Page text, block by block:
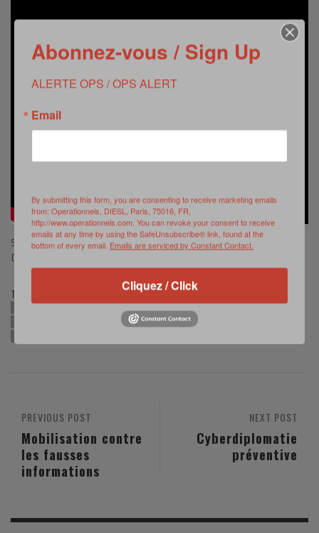
Source: CFAS et EMA (www.youtube.com)
Droits : © Armée de l’air
TAGS:
BARKHANE
BASE AÉRIENNE 133 DE NANCY-OCHEY
ESCADRON DE CHASSE 2/4 «LA FAYETTE»
MIRAGE 2000N
NEXT POST
Cyberdiplomatie
préventive
PREVIOUS POST
Mobilisation contre
les fausses
informations
Abonnez-vous / Sign Up
ALERTE OPS / OPS ALERT
Email
By submitting this form, you are consenting to receive marketing emails
from: Operationnels, DIESL, Paris, 75016, FR,
http://www.operationnels.com. You can revoke your consent to receive
emails at any time by using the SafeUnsubscribe® link, found at the
bottom of every email. Emails are serviced by Constant Contact.
Cliquez / Click